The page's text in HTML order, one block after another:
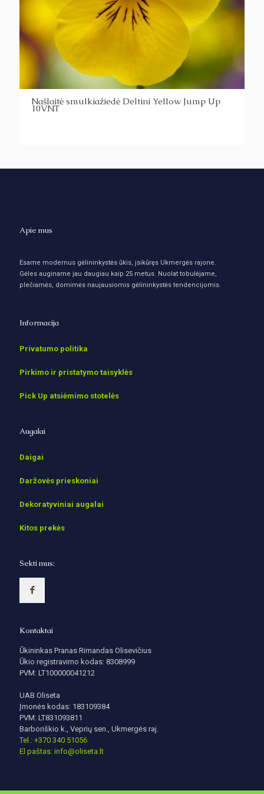
Našlaitė smulkiažiedė Deltini Yellow Jump Up
10VNT
Apie mus
Esame modernus gėlininkystės ūkis, įsikūręs Ukmergės rajone.
Gėles auginame jau daugiau kaip 25 metus. Nuolat tobulėjame,
plečiamės, domimės naujausiomis gėlininkystės tendencijomis.
Informacija
Privatumo politika
Pirkimo ir pristatymo taisyklės
Pick Up atsiėmimo stotelės
Augalai
Daigai
Daržovės prieskoniai
Dekoratyviniai augalai
Kitos prekės
Sekti mus:
Kontaktai
Ūkininkas Pranas Rimandas Olisevičius
Ūkio registravimo kodas: 8308999
PVM: LT100000041212
UAB Oliseta
Įmonės kodas: 183109384
PVM: LT831093811
Barboriškio k., Veprių sen., Ukmergės raj.
Tel.: +370 340 51056
El paštas: info@oliseta.lt